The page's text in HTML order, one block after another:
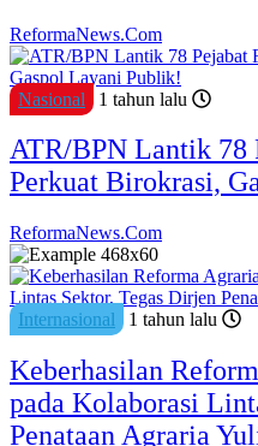
ReformaNews.Com
Nasional 1 tahun lalu
ATR/BPN Lantik 78
Perkuat Birokrasi,
ReformaNews.Com
Internasional 1 tahun lalu
Keberhasilan
pada Kolaborasi
Penataan Agraria